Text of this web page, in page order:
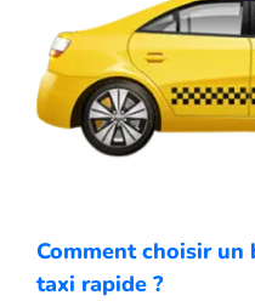
Comment choisir un
taxi rapide ?